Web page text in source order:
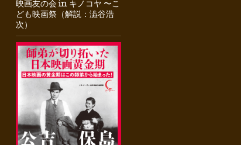
映画友の会 in キノコヤ 〜こ
ども映画祭（解説：澁谷浩
次）